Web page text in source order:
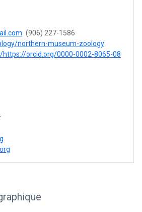
(906) 227-1586
northern-museum-zoology
https://orcid.org/0000-0002-8065-08